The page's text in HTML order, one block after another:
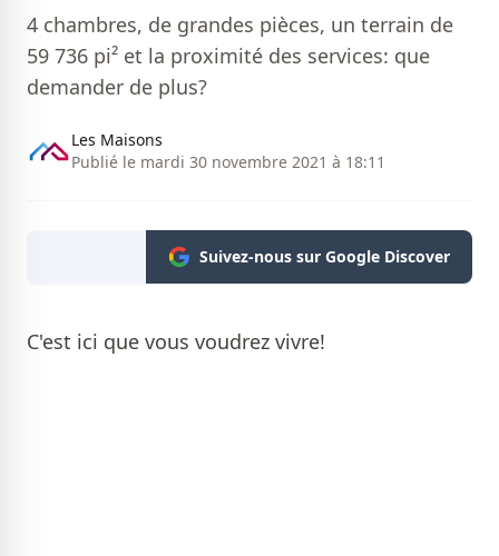
4 chambres, de grandes pièces, un terrain de
59 736 pi² et la proximité des services: que
demander de plus?
Les Maisons
Publié le mardi 30 novembre 2021 à 18:11
Suivez-nous sur Google Discover
C'est ici que vous voudrez vivre!